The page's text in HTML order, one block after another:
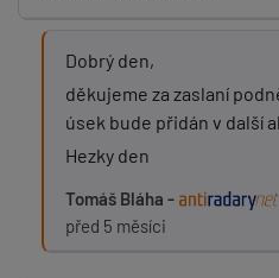
Dobrý den,
děkujeme za zaslaní
úsek bude přidán v další
Hezky den
Tomáš Bláha -
před 5 měsíci